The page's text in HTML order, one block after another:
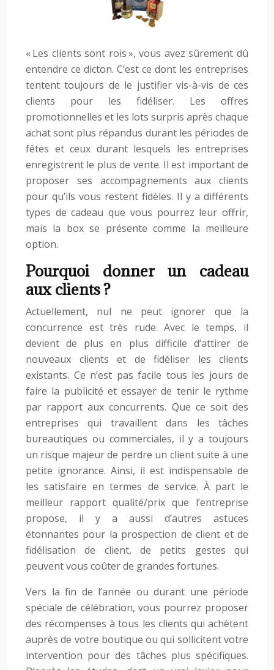
« Les clients sont rois », vous avez sûrement dû
entendre ce dicton. C’est ce dont les entreprises
tentent toujours de le justifier vis-à-vis de ces
clients pour les fidéliser. Les offres
promotionnelles et les lots surpris après chaque
achat sont plus répandus durant les périodes de
fêtes et ceux durant lesquels les entreprises
enregistrent le plus de vente. Il est important de
proposer ses accompagnements aux clients
pour qu’ils vous restent fidèles. Il y a différents
types de cadeau que vous pourrez leur offrir,
mais la box se présente comme la meilleure
option.
Pourquoi donner un cadeau
aux clients ?
Actuellement, nul ne peut ignorer que la
concurrence est très rude. Avec le temps, il
devient de plus en plus difficile d’attirer de
nouveaux clients et de fidéliser les clients
existants. Ce n’est pas facile tous les jours de
faire la publicité et essayer de tenir le rythme
par rapport aux concurrents. Que ce soit des
entreprises qui travaillent dans les tâches
bureautiques ou commerciales, il y a toujours
un risque majeur de perdre un client suite à une
petite ignorance. Ainsi, il est indispensable de
les satisfaire en termes de service. À part le
meilleur rapport qualité/prix que l’entreprise
propose, il y a aussi d’autres astuces
étonnantes pour la prospection de client et de
fidélisation de client, de petits gestes qui
peuvent vous coûter de grandes fortunes.
Vers la fin de l’année ou durant une période
spéciale de célébration, vous pourrez proposer
des récompenses à tous les clients qui achètent
auprès de votre boutique ou qui sollicitent votre
intervention pour des tâches plus spécifiques.